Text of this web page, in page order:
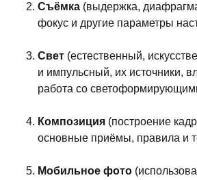
Съёмка (выдержка,
фокус и другие параметры
Свет (естественный,
и импульсный, их источники,
работа со
Композиция (построение
основные приёмы, правила и
Мобильное фото